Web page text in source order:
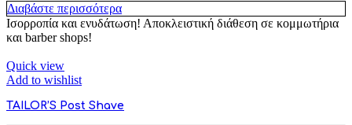
Διαβάστε περισσότερα
Ισορροπία και ενυδάτωση! Αποκλειστική διάθεση σε κομμωτήρια
και barber shops!
Quick view
Add to wishlist
TAILOR’S Post Shave